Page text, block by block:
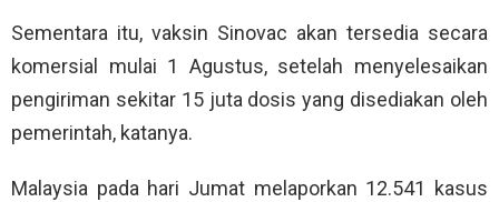
Sementara itu, vaksin Sinovac akan tersedia secara
komersial mulai 1 Agustus, setelah menyelesaikan
pengiriman sekitar 15 juta dosis yang disediakan oleh
pemerintah, katanya.
Malaysia pada hari Jumat melaporkan 12.541 kasus